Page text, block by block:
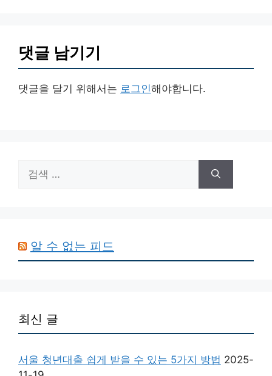
댓글 남기기
댓글을 달기 위해서는 로그인해야합니다.
색:
알 수 없는 피드
최신 글
서울 청년대출 쉽게 받을 수 있는 5가지 방법 2025-